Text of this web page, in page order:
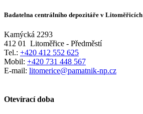
Badatelna centrálního depozitáře v Litoměřicích
Kamýcká 2293
412 01
Litoměřice - Předměstí
Tel.: +420 412 552 625
Mobil: +420 731 448 567
E-mail: litomerice@pamatnik-np.cz
Otevírací doba